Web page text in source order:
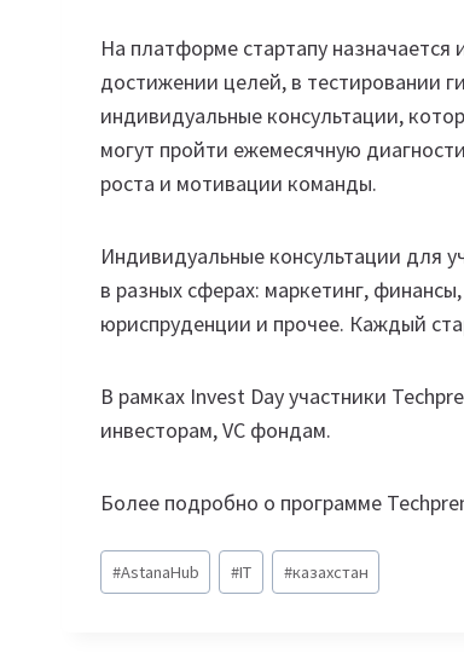
На платформе стартапу
достижении целей, в тестировании
индивидуальные консультации,
могут пройти ежемесячную
роста и мотивации команды.
Индивидуальные консультации для
в разных сферах: маркетинг,
юриспруденции и прочее. Каждый
В рамках Invest Day участники
инвесторам, VC фондам.
Более подробно о программе
Метки
записи:
#AstanaHub #IT #казахстан